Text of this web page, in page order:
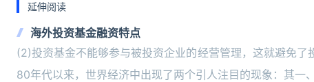
延伸阅读
海外投资基金融资特点
(2)投资基金不能够参与被投资企业的经营管理，这就避免
80年代以来，世界经济中出现了两个引人注目的现象：其一